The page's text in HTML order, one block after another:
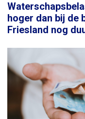
hoger dan bij de
Friesland nog